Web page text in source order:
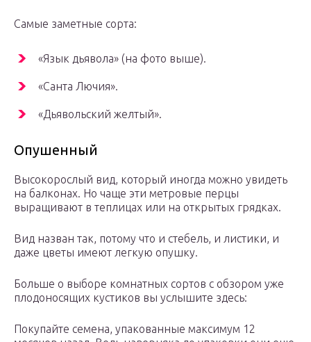
Самые заметные сорта:
«Язык дьявола» (на фото выше).
«Санта Лючия».
«Дьявольский желтый».
Опушенный
Высокорослый вид, который иногда можно увидеть
на балконах. Но чаще эти метровые перцы
выращивают в теплицах или на открытых грядках.
Вид назван так, потому что и стебель, и листики, и
даже цветы имеют легкую опушку.
Больше о выборе комнатных сортов с обзором уже
плодоносящих кустиков вы услышите здесь:
Покупайте семена, упакованные максимум 12